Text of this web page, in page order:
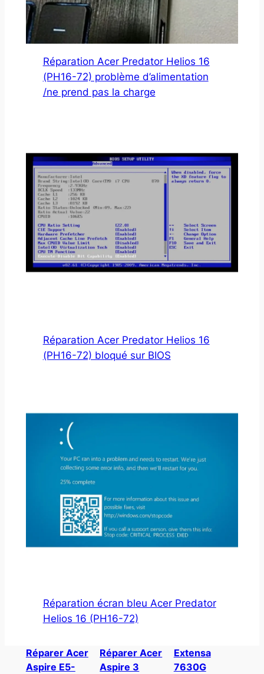
Réparation Acer Predator Helios 16
(PH16-72) problème d’alimentation
/ne prend pas la charge
Réparation Acer Predator Helios 16
(PH16-72) bloqué sur BIOS
Réparation écran bleu Acer Predator
Helios 16 (PH16-72)
Réparer Acer
Aspire E5-
Réparer Acer
Aspire 3
Extensa
7630G